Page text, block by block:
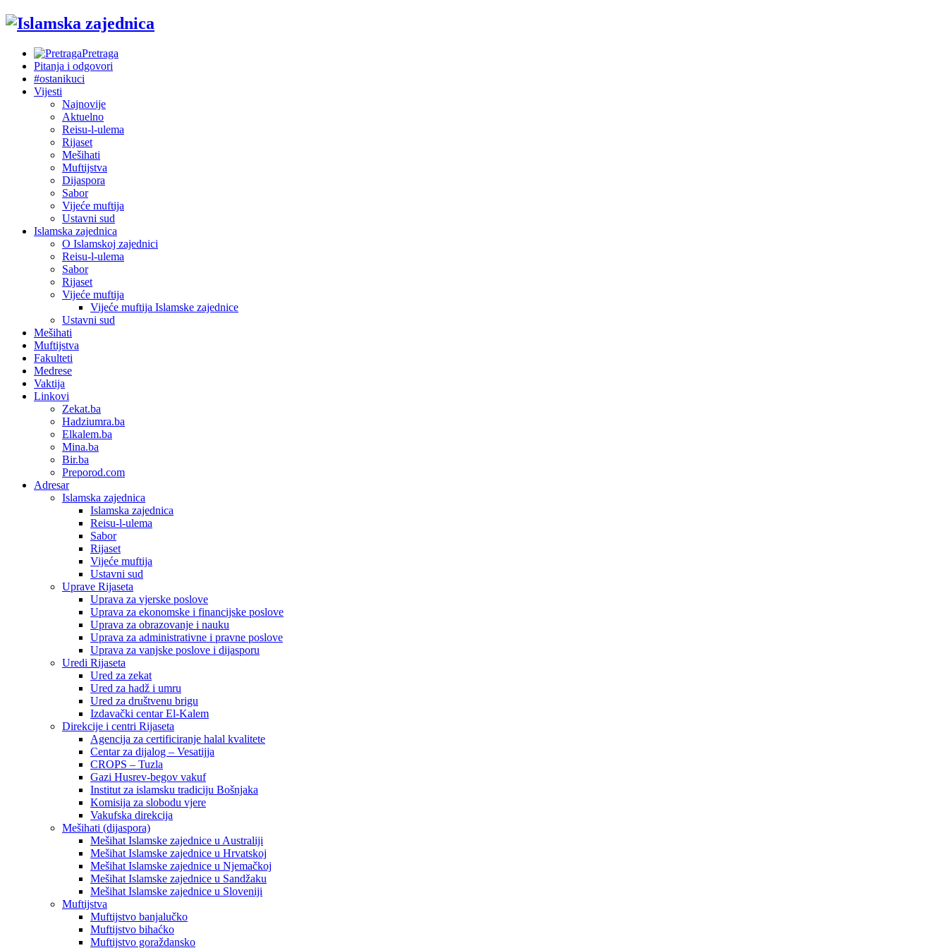
Pretraga
Pitanja i odgovori
#ostanikuci
Vijesti
Najnovije
Aktuelno
Reisu-l-ulema
Rijaset
Mešihati
Muftijstva
Dijaspora
Sabor
Vijeće muftija
Ustavni sud
Islamska zajednica
O Islamskoj zajednici
Reisu-l-ulema
Sabor
Rijaset
Vijeće muftija
Vijeće muftija Islamske zajednice
Ustavni sud
Mešihati
Muftijstva
Fakulteti
Medrese
Vaktija
Linkovi
Zekat.ba
Hadziumra.ba
Elkalem.ba
Mina.ba
Bir.ba
Preporod.com
Adresar
Islamska zajednica
Islamska zajednica
Reisu-l-ulema
Sabor
Rijaset
Vijeće muftija
Ustavni sud
Uprave Rijaseta
Uprava za vjerske poslove
Uprava za ekonomske i financijske poslove
Uprava za obrazovanje i nauku
Uprava za administrativne i pravne poslove
Uprava za vanjske poslove i dijasporu
Uredi Rijaseta
Ured za zekat
Ured za hadž i umru
Ured za društvenu brigu
Izdavački centar El-Kalem
Direkcije i centri Rijaseta
Agencija za certificiranje halal kvalitete
Centar za dijalog – Vesatijja
CROPS – Tuzla
Gazi Husrev-begov vakuf
Institut za islamsku tradiciju Bošnjaka
Komisija za slobodu vjere
Vakufska direkcija
Mešihati (dijaspora)
Mešihat Islamske zajednice u Australiji
Mešihat Islamske zajednice u Hrvatskoj
Mešihat Islamske zajednice u Njemačkoj
Mešihat Islamske zajednice u Sandžaku
Mešihat Islamske zajednice u Sloveniji
Muftijstva
Muftijstvo banjalučko
Muftijstvo bihaćko
Muftijstvo goraždansko